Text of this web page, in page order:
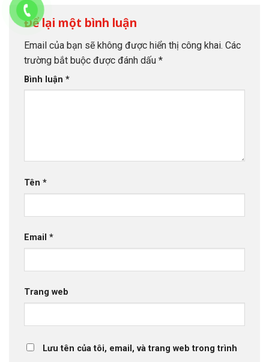
Để lại một bình luận
Email của bạn sẽ không được hiển thị công khai. Các
trường bắt buộc được đánh dấu *
Bình luận *
Tên *
Email *
Trang web
Lưu tên của tôi, email, và trang web trong trình